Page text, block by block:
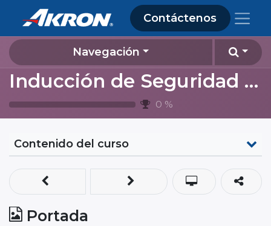
Contáctenos
Navegación
Inducción de Seguridad y Ambiente 2024 (contratistas Almacenamiento Lagos de Moreno)
0 %
Contenido del curso
Portada